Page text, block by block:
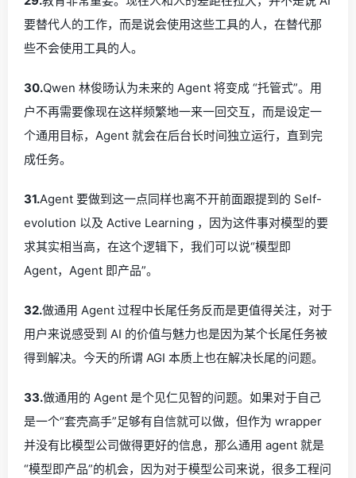
要替代人的工作，而是说会使用这些工具的人，在替代那
些不会使用工具的人。
30.Qwen 林俊旸认为未来的 Agent 将变成 “托管式”。用
户不再需要像现在这样频繁地一来一回交互，而是设定一
个通用目标，Agent 就会在后台长时间独立运行，直到完
成任务。
31.Agent 要做到这一点同样也离不开前面跟提到的 Self-
evolution 以及 Active Learning ，因为这件事对模型的要
求其实相当高，在这个逻辑下，我们可以说“模型即
Agent，Agent 即产品”。
32.做通用 Agent 过程中长尾任务反而是更值得关注，对于
用户来说感受到 AI 的价值与魅力也是因为某个长尾任务被
得到解决。今天的所谓 AGI 本质上也在解决长尾的问题。
33.做通用的 Agent 是个见仁见智的问题。如果对于自己
是一个“套壳高手”足够有自信就可以做，但作为 wrapper
并没有比模型公司做得更好的信息，那么通用 agent 就是
“模型即产品”的机会，因为对于模型公司来说，很多工程问